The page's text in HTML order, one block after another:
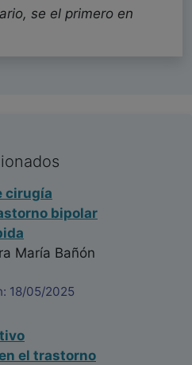
se el primero en
cirugía
bipolar
María Bañón
18/05/2025
el trastorno